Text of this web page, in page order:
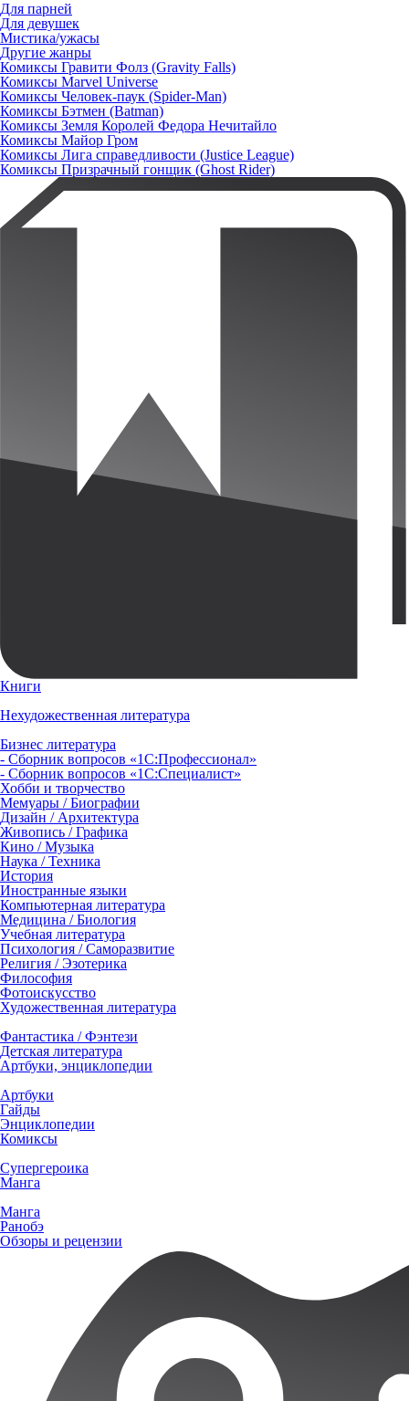
Для парней
Для девушек
Мистика/ужасы
Другие жанры
Комиксы Гравити Фолз (Gravity Falls)
Комиксы Marvel Universe
Комиксы Человек-паук (Spider-Man)
Комиксы Бэтмен (Batman)
Комиксы Земля Королей Федора Нечитайло
Комиксы Майор Гром
Комиксы Лига справедливости (Justice League)
Комиксы Призрачный гонщик (Ghost Rider)
Книги
Нехудожественная литература
Бизнес литература
- Сборник вопросов «1С:Профессионал»
- Сборник вопросов «1С:Специалист»
Хобби и творчество
Мемуары / Биографии
Дизайн / Архитектура
Живопись / Графика
Кино / Музыка
Наука / Техника
История
Иностранные языки
Компьютерная литература
Медицина / Биология
Учебная литература
Психология / Саморазвитие
Религия / Эзотерика
Философия
Фотоискусство
Художественная литература
Фантастика / Фэнтези
Детская литература
Артбуки, энциклопедии
Артбуки
Гайды
Энциклопедии
Комиксы
Супергероика
Манга
Манга
Ранобэ
Обзоры и рецензии